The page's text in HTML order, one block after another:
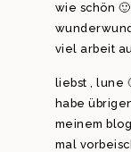
wie schön
viel arbeit
liebst , lune
habe
meinem
mal